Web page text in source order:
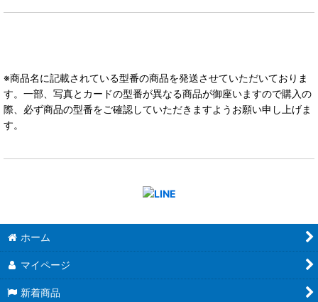
※商品名に記載されている型番の商品を発送させていただいておりま
す。一部、写真とカードの型番が異なる商品が御座いますので購入の
際、必ず商品の型番をご確認していただきますようお願い申し上げま
す。
ホーム
マイページ
新着商品